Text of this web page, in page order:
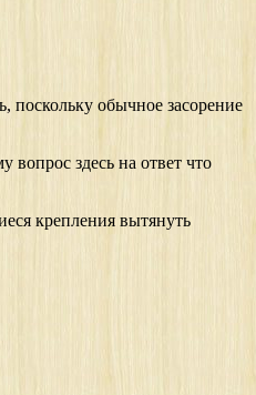
поскольку обычное засорение
вопрос здесь на ответ что
крепления вытянуть